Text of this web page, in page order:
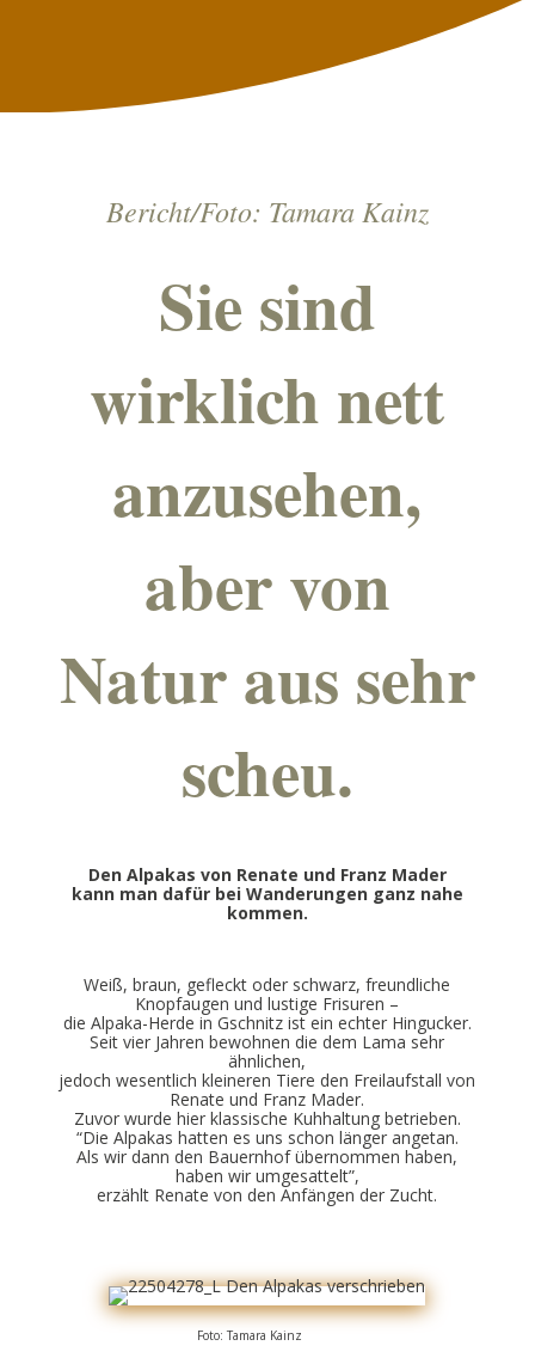
Bericht/Foto: Tamara Kainz
Sie sind
wirklich nett
anzusehen,
aber von
Natur aus sehr
scheu.
Den Alpakas von Renate und Franz Mader
kann man dafür bei Wanderungen ganz nahe
kommen.
Weiß, braun, gefleckt oder schwarz, freundliche
Knopfaugen und lustige Frisuren –
die Alpaka-Herde in Gschnitz ist ein echter Hingucker.
Seit vier Jahren bewohnen die dem Lama sehr
ähnlichen,
jedoch wesentlich kleineren Tiere den Freilaufstall von
Renate und Franz Mader.
Zuvor wurde hier klassische Kuhhaltung betrieben.
“Die Alpakas hatten es uns schon länger angetan.
Als wir dann den Bauernhof übernommen haben,
haben wir umgesattelt”,
erzählt Renate von den Anfängen der Zucht.
Foto: Tamara Kainz